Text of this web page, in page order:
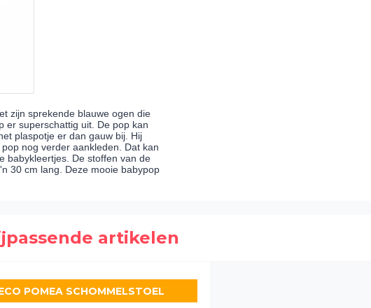
zijn sprekende blauwe ogen die
er superschattig uit. De pop kan
plaspotje er dan gauw bij. Hij
nog verder aankleden. Dat kan
babykleertjes. De stoffen van de
30 cm lang. Deze mooie babypop
artikelen
POMEA SCHOMMELSTOEL